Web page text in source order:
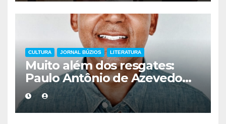
CULTURA JORNAL BÚZIOS LITERATURA
Muito além dos resgates:
Paulo Antônio de Azevedo
eterniza a coragem, a
humanidade e a missão dos
guarda-vidas na literatura